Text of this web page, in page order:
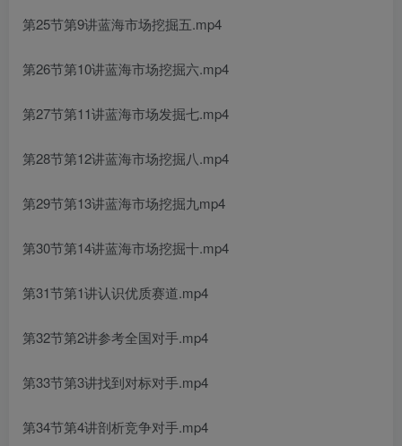
第25节第9讲蓝海市场挖掘五.mp4
第26节第10讲蓝海市场挖掘六.mp4
第27节第11讲蓝海市场发掘七.mp4
第28节第12讲蓝海市场挖掘八.mp4
第29节第13讲蓝海市场挖掘九mp4
第30节第14讲蓝海市场挖掘十.mp4
第31节第1讲认识优质赛道.mp4
第32节第2讲参考全国对手.mp4
第33节第3讲找到对标对手.mp4
第34节第4讲剖析竞争对手.mp4